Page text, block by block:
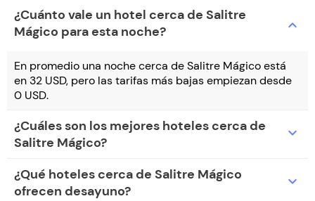
¿Cuánto vale un hotel cerca de Salitre
Mágico para esta noche?
expand_more
En promedio una noche cerca de Salitre Mágico está
en 32 USD, pero las tarifas más bajas empiezan desde
0 USD.
¿Cuáles son los mejores hoteles cerca de
Salitre Mágico?
expand_more
¿Qué hoteles cerca de Salitre Mágico
ofrecen desayuno?
expand_more